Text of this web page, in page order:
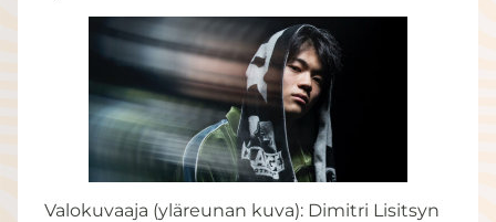
Valokuvaaja (yläreunan kuva): Dimitri Lisitsyn